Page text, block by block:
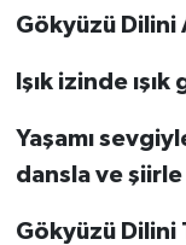
Gökyüzü Dilini
Işık izinde
Yaşamı
dansla ve şiirle
Gökyüzü Dilini